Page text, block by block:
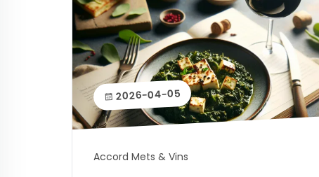
2026-04-05
Accord Mets & Vins